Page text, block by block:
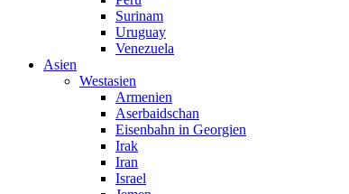
Surinam
Uruguay
Venezuela
Asien
Westasien
Armenien
Aserbaidschan
Eisenbahn in Georgien
Irak
Iran
Israel